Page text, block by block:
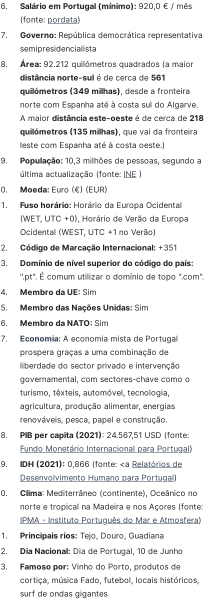
Salário em Portugal (mínimo): 920,0 € / mês
(fonte: pordata)
Governo: República democrática representativa
semipresidencialista
Área: 92.212 quilómetros quadrados (a maior
distância norte-sul é de cerca de 561
quilómetros (349 milhas), desde a fronteira
norte com Espanha até à costa sul do Algarve.
A maior distância este-oeste é de cerca de 218
quilómetros (135 milhas), que vai da fronteira
leste com Espanha até à costa oeste.)
População: 10,3 milhões de pessoas, segundo a
última actualização (fonte: INE )
Moeda: Euro (€) (EUR)
Fuso horário: Horário da Europa Ocidental
(WET, UTC +0), Horário de Verão da Europa
Ocidental (WEST, UTC +1 no Verão)
Código de Marcação Internacional: +351
Domínio de nível superior do código do país:
".pt". É comum utilizar o domínio de topo ".com".
Membro da UE: Sim
Membro das Nações Unidas: Sim
Membro da NATO: Sim
Economia: A economia mista de Portugal
prospera graças a uma combinação de
liberdade do sector privado e intervenção
governamental, com sectores-chave como o
turismo, têxteis, automóvel, tecnologia,
agricultura, produção alimentar, energias
renováveis, pesca, papel e construção.
PIB per capita (2021): 24.567,51 USD (fonte:
Fundo Monetário Internacional para Portugal)
IDH (2021): 0,866 (fonte: <a Relatórios de
Desenvolvimento Humano para Portugal)
Clima: Mediterrâneo (continente), Oceânico no
norte e tropical na Madeira e nos Açores (fonte:
IPMA - Instituto Português do Mar e Atmosfera)
Principais rios: Tejo, Douro, Guadiana
Dia Nacional: Dia de Portugal, 10 de Junho
Famoso por: Vinho do Porto, produtos de
cortiça, música Fado, futebol, locais históricos,
surf de ondas gigantes